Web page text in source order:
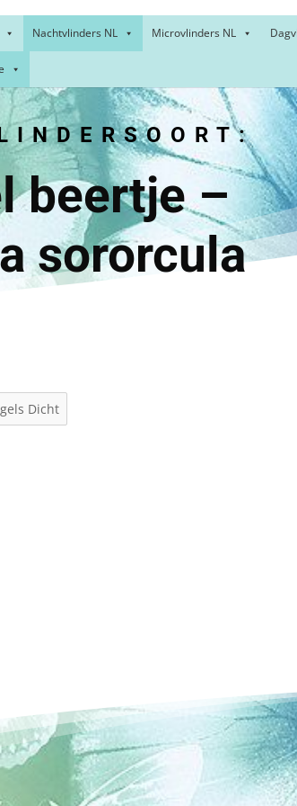
Nachtvlinders NL Microvlinders NL
sororcula
Dicht